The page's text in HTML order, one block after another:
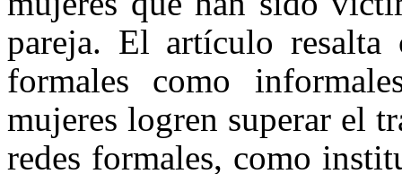
pareja. El artículo resalta
formales como
mujeres logren superar el
redes formales, como